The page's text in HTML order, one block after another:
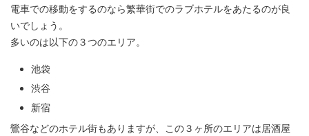
電車での移動をするのなら繁華街でのラブホテルをあたるのが良
いでしょう。
多いのは以下の３つのエリア。
池袋
渋谷
新宿
鶯谷などのホテル街もありますが、この３ヶ所のエリアは居酒屋